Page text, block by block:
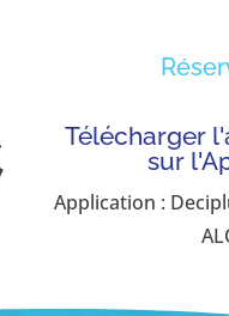
Télécharger
sur
Application :